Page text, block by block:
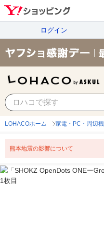
ログイン
LOHACOホーム 家電・PC・周辺
熊本地震の影響について